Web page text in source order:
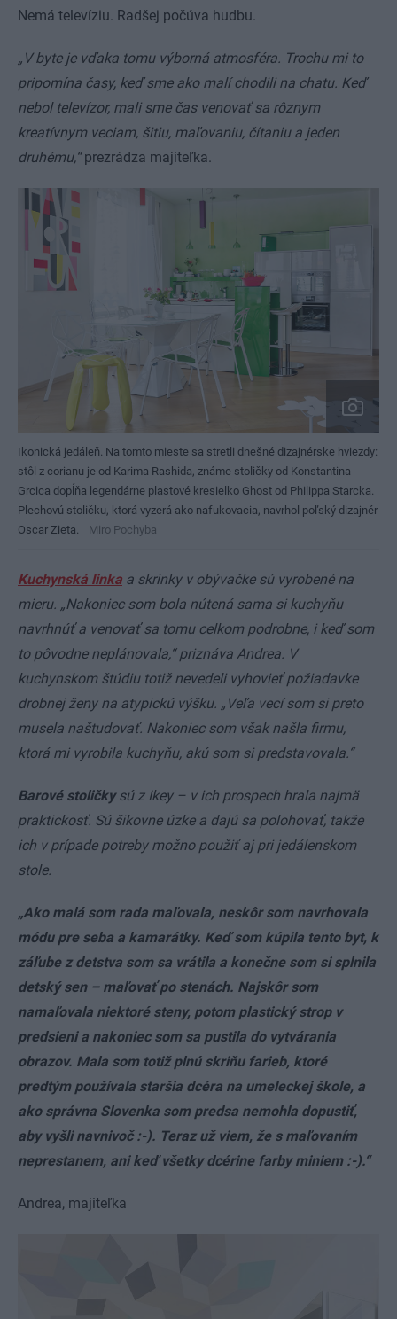
Nemá televíziu. Radšej počúva hudbu.
„V byte je vďaka tomu výborná atmosféra. Trochu mi to
pripomína časy, keď sme ako malí chodili na chatu. Keď
nebol televízor, mali sme čas venovať sa rôznym
kreatívnym veciam, šitiu, maľovaniu, čítaniu a jeden
druhému,“prezrádza majiteľka.
Ikonická jedáleň. Na tomto mieste sa stretli dnešné dizajnérske hviezdy:
stôl z corianu je od Karima Rashida, známe stoličky od Konstantina
Grcica dopĺňa legendárne plastové kresielko Ghost od Philippa Starcka.
Plechovú stoličku, ktorá vyzerá ako nafukovacia, navrhol poľský dizajnér
Oscar Zieta.
Miro Pochyba
Kuchynská linka a skrinky v obývačke sú vyrobené na
mieru. „Nakoniec som bola nútená sama si kuchyňu
navrhnúť a venovať sa tomu celkom podrobne, i keď som
to pôvodne neplánovala,“ priznáva Andrea. V
kuchynskom štúdiu totiž nevedeli vyhovieť požiadavke
drobnej ženy na atypickú výšku. „Veľa vecí som si preto
musela naštudovať. Nakoniec som však našla firmu,
ktorá mi vyrobila kuchyňu, akú som si predstavovala.“
Barové stoličkysú z Ikey – v ich prospech hrala najmä
praktickosť. Sú šikovne úzke a dajú sa polohovať, takže
ich v prípade potreby možno použiť aj pri jedálenskom
stole.
„Ako malá som rada maľovala, neskôr som navrhovala
módu pre seba a kamarátky. Keď som kúpila tento byt, k
záľube z detstva som sa vrátila a konečne som si splnila
detský sen – maľovať po stenách. Najskôr som
namaľovala niektoré steny, potom plastický strop v
predsieni a nakoniec som sa pustila do vytvárania
obrazov. Mala som totiž plnú skriňu farieb, ktoré
predtým používala staršia dcéra na umeleckej škole, a
ako správna Slovenka som predsa nemohla dopustiť,
aby vyšli navnivoč :-). Teraz už viem, že s maľovaním
neprestanem, ani keď všetky dcérine farby miniem :-).“
Andrea, majiteľka